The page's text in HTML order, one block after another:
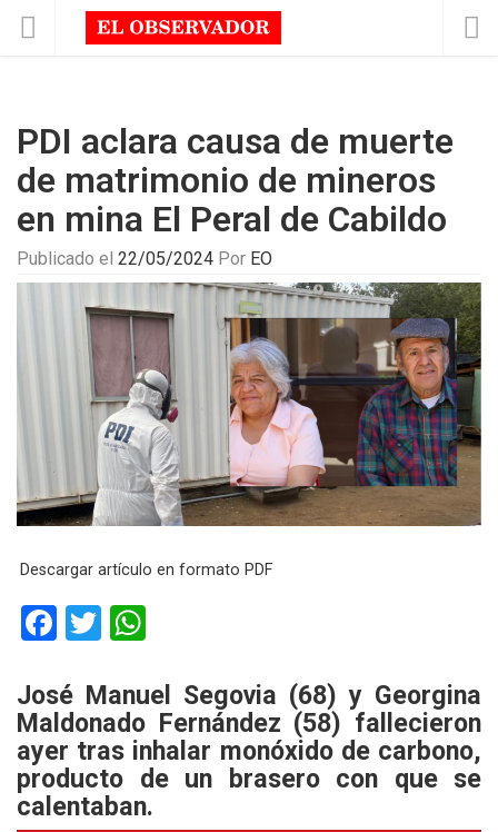
PDI aclara causa de muerte
de matrimonio de mineros
en mina El Peral de Cabildo
Publicado el 22/05/2024 Por EO
Descargar artículo en formato PDF
F
ce
b
o
o
T
tt
er
at
s
A
p
José Manuel Segovia (68) y Georgina
Maldonado Fernández (58) fallecieron
ayer tras inhalar monóxido de carbono,
producto de un brasero con que se
calentaban.